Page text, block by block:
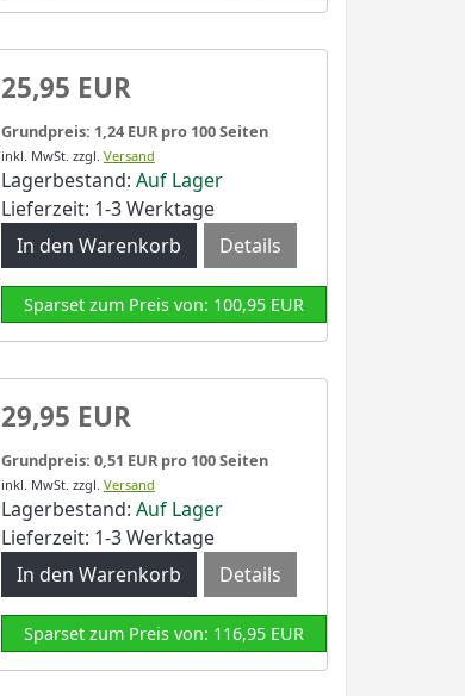
25,95 EUR
Grundpreis: 1,24 EUR pro 100 Seiten
inkl. MwSt. zzgl. Versand
Lagerbestand: Auf Lager
Lieferzeit: 1-3 Werktage
Details
Sparset zum Preis von: 100,95 EUR
29,95 EUR
Grundpreis: 0,51 EUR pro 100 Seiten
inkl. MwSt. zzgl. Versand
Lagerbestand: Auf Lager
Lieferzeit: 1-3 Werktage
Details
Sparset zum Preis von: 116,95 EUR